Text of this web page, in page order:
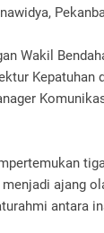
Wakil
menjadi ajang
antara